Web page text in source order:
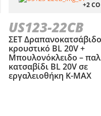
+2
US123-22CB
ΣΕΤ Δραπανοκατσάβιδο
κρουστικό BL 20V +
Μπουλονόκλειδο –
κατσαβίδι BL 20V σε
εργαλειοθήκη Κ-ΜΑΧ